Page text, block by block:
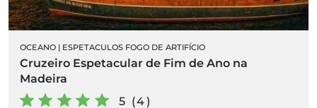
OCEANO | ESPETACULOS FOGO DE ARTIFÍCIO
Cruzeiro Espetacular de Fim de Ano na
Madeira
5 (4)